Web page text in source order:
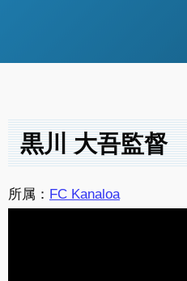
黒川 大吾監督
所属： FC Kanaloa